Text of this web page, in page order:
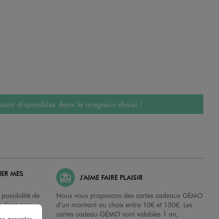
disponibles dans le magasin choisi !
MES
de
dans nos
sur
J’AIME FAIRE PLAISIR
Nous vous proposons des cartes cadeaux GÉMO
d’un montant au choix entre 10€ et 150€. Les
cartes cadeau GÉMO sont valables 1 an,